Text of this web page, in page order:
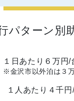
パターン別
１日あたり６万円/
※金沢市以外泊は３
１人あたり４千円